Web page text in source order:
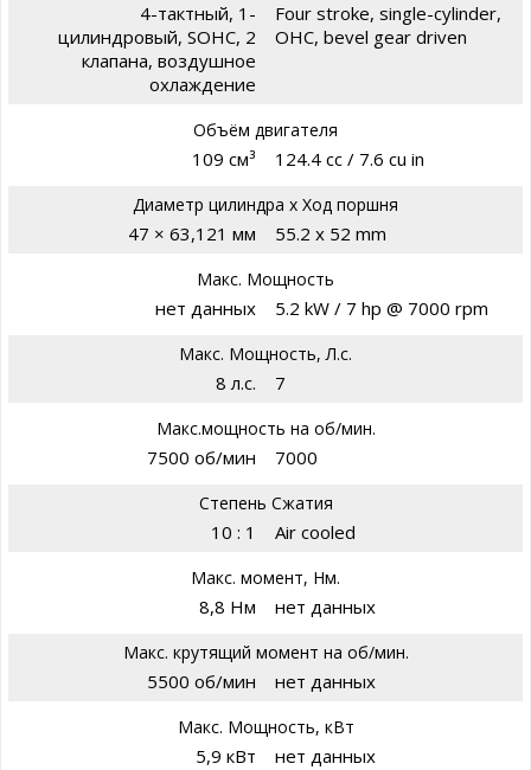
4-тактный, 1-
цилиндровый, SOHC, 2
клапана, воздушное
охлаждение
Four stroke, single-cylinder,
OHC, bevel gear driven
Объём двигателя
109 см³ 124.4 cc / 7.6 cu in
Диаметр цилиндра х Ход поршня
47 × 63,121 мм 55.2 x 52 mm
Макс. Мощность
нет данных 5.2 kW / 7 hp @ 7000 rpm
Макс. Мощность, Л.с.
8 л.с. 7
Макс.мощность на об/мин.
7500 об/мин 7000
Степень Сжатия
10 : 1 Air cooled
Макс. момент, Нм.
8,8 Нм нет данных
Макс. крутящий момент на об/мин.
5500 об/мин нет данных
Макс. Мощность, кВт
5,9 кВт нет данных